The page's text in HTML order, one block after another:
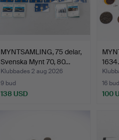
MYNTSAMLING, 75 delar,
Svenska Mynt 70, 80…
Klubbades 2 aug 2026
9 bud
138 USD
1634.
16 bud
100